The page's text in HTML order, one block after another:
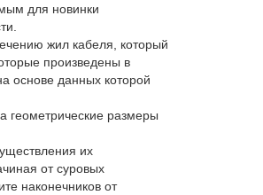
для новинки
жил кабеля, который
произведены в
основе данных которой
геометрические размеры
их
от суровых
наконечников от